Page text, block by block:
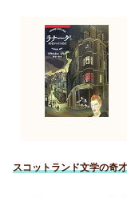
スコットランド文学の奇才